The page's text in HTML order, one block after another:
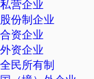
私营企业
股份制企业
合资企业
外资企业
全民所有制